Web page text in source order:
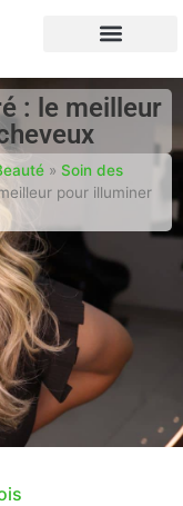
: le meilleur
» Soin des
pour illuminer